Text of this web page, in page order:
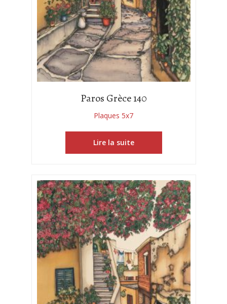
Paros Grèce 140
Plaques 5x7
Lire la suite